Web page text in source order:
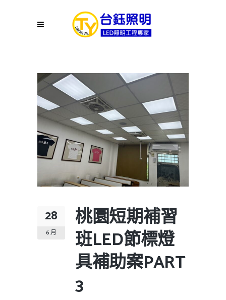
28
6 月
桃園短期補習
班LED節標燈
具補助案PART
3